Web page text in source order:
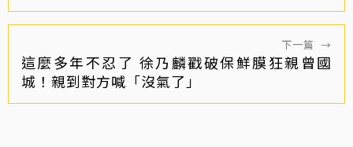
下一篇 →
這麼多年不忍了 徐乃麟戳破保鮮膜狂親曾國
城！親到對方喊「沒氣了」